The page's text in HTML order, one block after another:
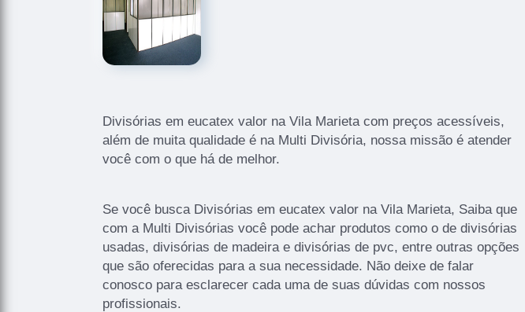
Divisórias em eucatex valor na Vila Marieta com preços acessíveis,
além de muita qualidade é na Multi Divisória, nossa missão é atender
você com o que há de melhor.
Se você busca Divisórias em eucatex valor na Vila Marieta, Saiba que
com a Multi Divisórias você pode achar produtos como o de divisórias
usadas, divisórias de madeira e divisórias de pvc, entre outras opções
que são oferecidas para a sua necessidade. Não deixe de falar
conosco para esclarecer cada uma de suas dúvidas com nossos
profissionais.